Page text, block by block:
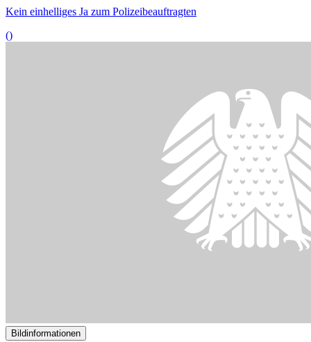
Kein einhelliges Ja zum Polizeibeauftragten
()
Bildinformationen